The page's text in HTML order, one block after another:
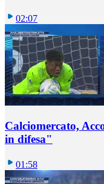
02:07
Calciomercato,
in difesa"
01:58